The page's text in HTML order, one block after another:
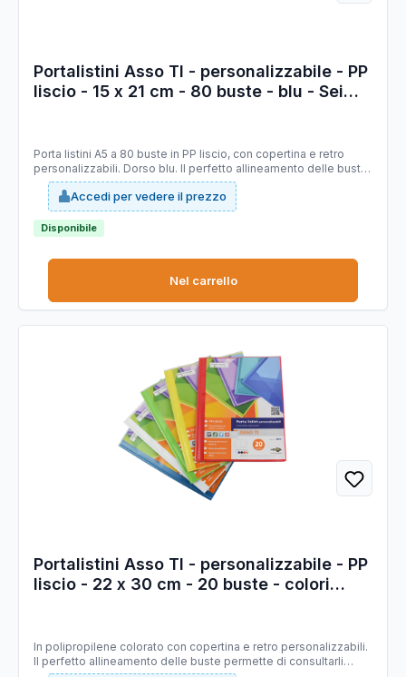
Portalistini Asso TI - personalizzabile - PP
liscio - 15 x 21 cm - 80 buste - blu - Sei
Porta listini A5 a 80 buste in PP liscio, con copertina e retro
personalizzabili. Dorso blu. Il perfetto allineamento delle buste
e la particolare saldatura facilitano la consultazione. Formato
contenuto 150x210mm. Ideale per menù, libretti dei canti etc.
Accedi per vedere il prezzo
Disponibile
Nel carrello
Portalistini Asso TI - personalizzabile - PP
liscio - 22 x 30 cm - 20 buste - colori
In polipropilene colorato con copertina e retro personalizzabili.
Il perfetto allineamento delle buste permette di consultarli